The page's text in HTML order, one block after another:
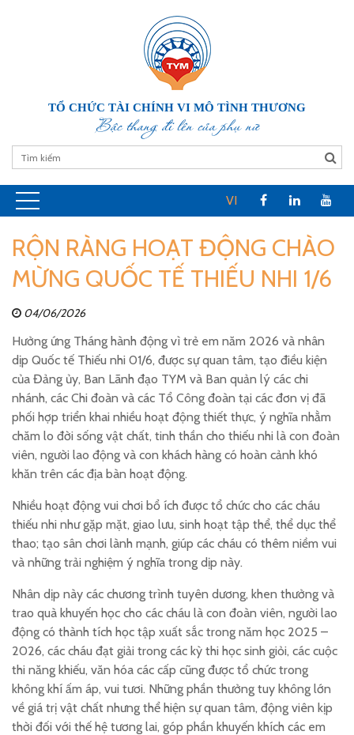
TỔ CHỨC TÀI CHÍNH VI MÔ TÌNH THƯƠNG
Bậc thang đi lên của phụ nữ
VI
RỘN RÀNG HOẠT ĐỘNG CHÀO
MỪNG QUỐC TẾ THIẾU NHI 1/6
04/06/2026
Hưởng ứng Tháng hành động vì trẻ em năm 2026 và nhân
dịp Quốc tế Thiếu nhi 01/6, được sự quan tâm, tạo điều kiện
của Đảng ủy, Ban Lãnh đạo TYM và Ban quản lý các chi
nhánh, các Chi đoàn và các Tổ Công đoàn tại các đơn vị đã
phối hợp triển khai nhiều hoạt động thiết thực, ý nghĩa nhằm
chăm lo đời sống vật chất, tinh thần cho thiếu nhi là con đoàn
viên, người lao động và con khách hàng có hoàn cảnh khó
khăn trên các địa bàn hoạt động.
Nhiều hoạt động vui chơi bổ ích được tổ chức cho các cháu
thiếu nhi như gặp mặt, giao lưu, sinh hoạt tập thể, thể dục thể
thao; tạo sân chơi lành mạnh, giúp các cháu có thêm niềm vui
và những trải nghiệm ý nghĩa trong dịp này.
Nhân dịp này các chương trình tuyên dương, khen thưởng và
trao quà khuyến học cho các cháu là con đoàn viên, người lao
động có thành tích học tập xuất sắc trong năm học 2025 –
2026, các cháu đạt giải trong các kỳ thi học sinh giỏi, các cuộc
thi năng khiếu, văn hóa các cấp cũng được tổ chức trong
không khí ấm áp, vui tươi. Những phần thưởng tuy không lớn
về giá trị vật chất nhưng thể hiện sự quan tâm, động viên kịp
thời đối với thế hệ tương lai, góp phần khuyến khích các em